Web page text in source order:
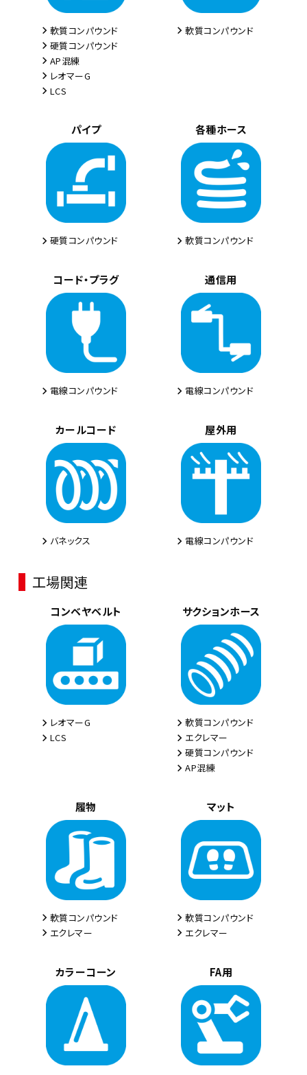
軟質コンパウンド
硬質コンパウンド
AP混練
レオマーG
LCS
軟質コンパウンド
パイプ
硬質コンパウンド
各種ホース
軟質コンパウンド
コード・プラグ
電線コンパウンド
通信用
電線コンパウンド
カールコード
バネックス
屋外用
電線コンパウンド
工場関連
コンベヤベルト
レオマーG
LCS
サクションホース
軟質コンパウンド
エクレマー
硬質コンパウンド
AP混練
履物
軟質コンパウンド
エクレマー
マット
軟質コンパウンド
エクレマー
カラーコーン FA用